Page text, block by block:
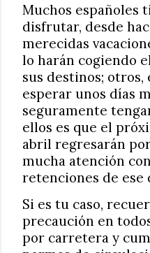
Muchos españoles
disfrutar, desde
merecidas
lo harán cogiendo
sus destinos;
esperar unos días
seguramente
ellos es que el
abril regresarán
mucha atención
retenciones de ese
Si es tu caso,
precaución en
por carretera y